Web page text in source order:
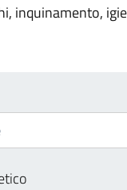
inquinamento,